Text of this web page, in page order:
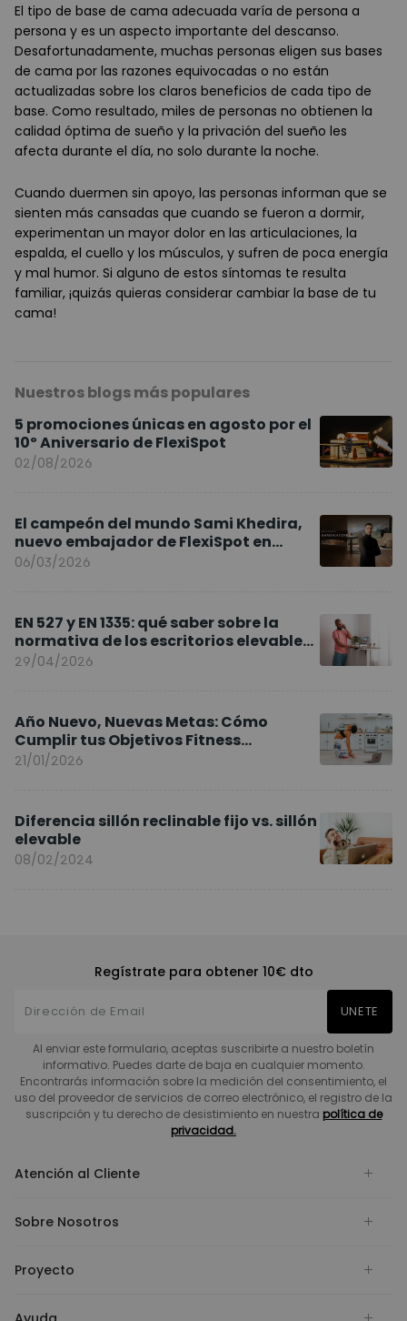
El tipo de base de cama adecuada varía de persona a
persona y es un aspecto importante del descanso.
Desafortunadamente, muchas personas eligen sus bases
de cama por las razones equivocadas o no están
actualizadas sobre los claros beneficios de cada tipo de
base. Como resultado, miles de personas no obtienen la
calidad óptima de sueño y la privación del sueño les
afecta durante el día, no solo durante la noche.
Cuando duermen sin apoyo, las personas informan que se
sienten más cansadas que cuando se fueron a dormir,
experimentan un mayor dolor en las articulaciones, la
espalda, el cuello y los músculos, y sufren de poca energía
y mal humor. Si alguno de estos síntomas te resulta
familiar, ¡quizás quieras considerar cambiar la base de tu
cama!
Nuestros blogs más populares
5 promociones únicas en agosto por el
10º Aniversario de FlexiSpot
02/08/2026
El campeón del mundo Sami Khedira,
nuevo embajador de FlexiSpot en
Europa
06/03/2026
EN 527 y EN 1335: qué saber sobre la
normativa de los escritorios elevables
y sillas ergonómicas
29/04/2026
Año Nuevo, Nuevas Metas: Cómo
Cumplir tus Objetivos Fitness
Entrenando en Casa
21/01/2026
Diferencia sillón reclinable fijo vs. sillón
elevable
08/02/2024
Regístrate para obtener 10€ dto
UNETE
Al enviar este formulario, aceptas suscribirte a nuestro boletín
informativo. Puedes darte de baja en cualquier momento.
Encontrarás información sobre la medición del consentimiento, el
uso del proveedor de servicios de correo electrónico, el registro de la
suscripción y tu derecho de desistimiento en nuestra política de
privacidad.
Atención al Cliente
Sobre Nosotros
Proyecto